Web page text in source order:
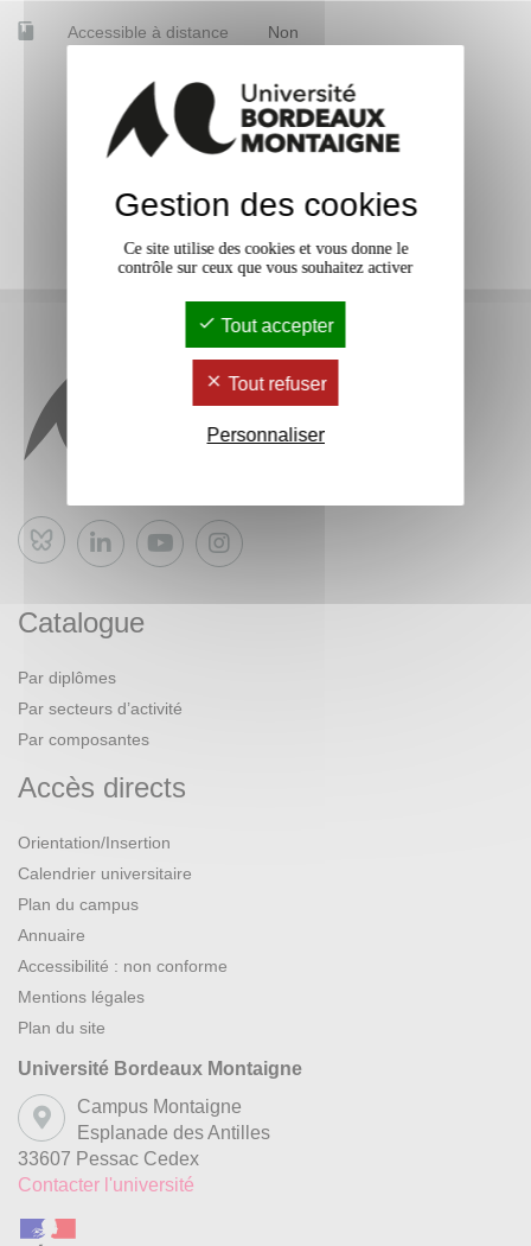
Accessible à distance Non
Bluesky
Catalogue
Par diplômes
Par secteurs d’activité
Par composantes
Accès directs
Orientation/Insertion
Calendrier universitaire
Plan du campus
Annuaire
Accessibilité : non conforme
Mentions légales
Plan du site
Université Bordeaux Montaigne
Campus Montaigne
Esplanade des Antilles
33607 Pessac Cedex
Contacter l'université
Gestion des cookies
Ce site utilise des cookies et vous donne le
contrôle sur ceux que vous souhaitez activer
Tout accepter
Tout refuser
Personnaliser